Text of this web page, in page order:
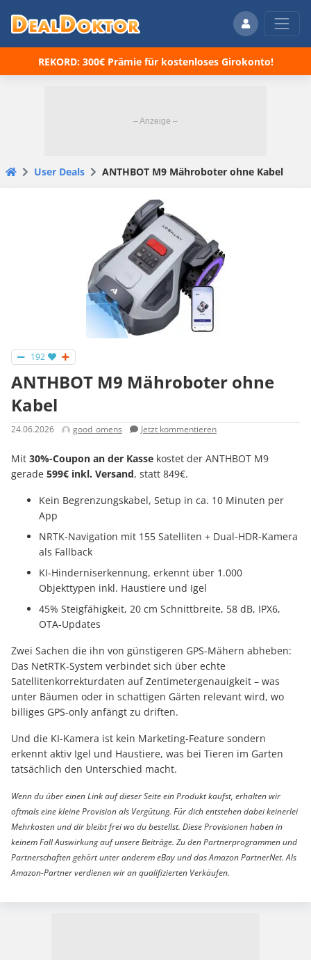
REKORD: 300€ Prämie für kostenloses Girokonto!
User Deals ANTHBOT M9 Mähroboter ohne Kabel
192
ANTHBOT M9 Mähroboter ohne
Kabel
24.06.2026 good_omens Jetzt kommentieren
Mit 30%-Coupon an der Kasse kostet der ANTHBOT M9
gerade 599€ inkl. Versand, statt 849€.
Kein Begrenzungskabel, Setup in ca. 10 Minuten per
App
NRTK-Navigation mit 155 Satelliten + Dual-HDR-Kamera
als Fallback
KI-Hinderniserkennung, erkennt über 1.000
Objekttypen inkl. Haustiere und Igel
45% Steigfähigkeit, 20 cm Schnittbreite, 58 dB, IPX6,
OTA-Updates
Zwei Sachen die ihn von günstigeren GPS-Mähern abheben:
Das NetRTK-System verbindet sich über echte
Satellitenkorrekturdaten auf Zentimetergenauigkeit – was
unter Bäumen oder in schattigen Gärten relevant wird, wo
billiges GPS-only anfängt zu driften.
Und die KI-Kamera ist kein Marketing-Feature sondern
erkennt aktiv Igel und Haustiere, was bei Tieren im Garten
tatsächlich den Unterschied macht.
Wenn du über einen Link auf dieser Seite ein Produkt kaufst, erhalten wir
oftmals eine kleine Provision als Vergütung. Für dich entstehen dabei keinerlei
Mehrkosten und dir bleibt frei wo du bestellst. Diese Provisionen haben in
keinem Fall Auswirkung auf unsere Beiträge. Zu den Partnerprogrammen und
Partnerschaften gehört unter anderem eBay und das Amazon PartnerNet. Als
Amazon-Partner verdienen wir an qualifizierten Verkäufen.